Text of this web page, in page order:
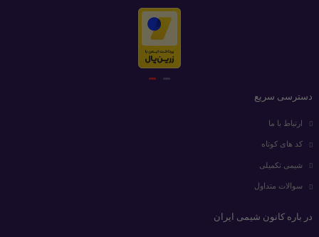
دسترسی سریع
ارتباط با ما
کد های کوتاه
شیمی تکمیلی
سوالات متداول
در باره کانون شیمی ایران